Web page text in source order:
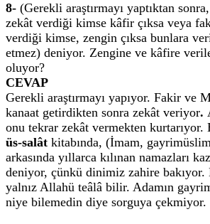
8- (Gerekli araştırmayı yaptıktan
zekât verdiği kimse kâfir çıksa veya
verdiği kimse, zengin çıksa bunlara
etmez) deniyor. Zengine ve kâfire
oluyor?
CEVAP
Gerekli araştırmayı yapıyor. Fakir ve
kanaat getirdikten sonra zekât veriyor.
onu tekrar zekât vermekten kurtarıyor.
üs-salât kitabında, (İmam,
arkasında yıllarca kılınan namazları
deniyor, çünkü dinimiz zahire
yalnız Allahü teâlâ bilir. Adamın
niye bilemedin diye sorguya çekmiyor.